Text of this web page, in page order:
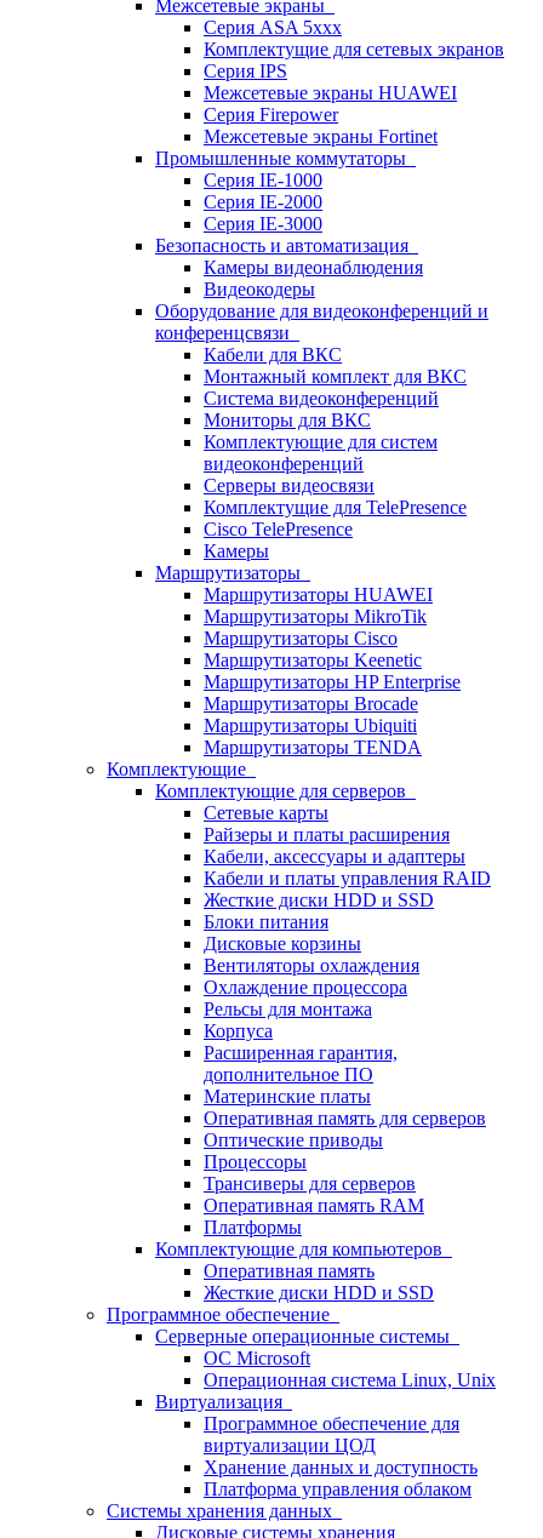
Межсетевые экраны
Серия ASA 5xxx
Комплектущие для сетевых экранов
Серия IPS
Межсетевые экраны HUAWEI
Серия Firepower
Межсетевые экраны Fortinet
Промышленные коммутаторы
Серия IE-1000
Серия IE-2000
Серия IE-3000
Безопасность и автоматизация
Камеры видеонаблюдения
Видеокодеры
Оборудование для видеоконференций и
конференцсвязи
Кабели для ВКС
Монтажный комплект для ВКС
Система видеоконференций
Мониторы для ВКС
Комплектующие для систем
видеоконференций
Серверы видеосвязи
Комплектущие для TelePresence
Cisco TelePresence
Камеры
Маршрутизаторы
Маршрутизаторы HUAWEI
Маршрутизаторы MikroTik
Маршрутизаторы Cisco
Маршрутизаторы Keenetic
Маршрутизаторы HP Enterprise
Маршрутизаторы Brocade
Маршрутизаторы Ubiquiti
Маршрутизаторы TENDA
Комплектующие
Комплектующие для серверов
Сетевые карты
Райзеры и платы расширения
Кабели, аксессуары и адаптеры
Кабели и платы управления RAID
Жесткие диски HDD и SSD
Блоки питания
Дисковые корзины
Вентиляторы охлаждения
Охлаждение процессора
Рельсы для монтажа
Корпуса
Расширенная гарантия,
дополнительное ПО
Материнские платы
Оперативная память для серверов
Оптические приводы
Процессоры
Трансиверы для серверов
Оперативная память RAM
Платформы
Комплектующие для компьютеров
Оперативная память
Жесткие диски HDD и SSD
Программное обеспечение
Серверные операционные системы
ОС Microsoft
Операционная система Linux, Unix
Виртуализация
Программное обеспечение для
виртуализации ЦОД
Хранение данных и доступность
Платформа управления облаком
Системы хранения данных
Дисковые системы хранения